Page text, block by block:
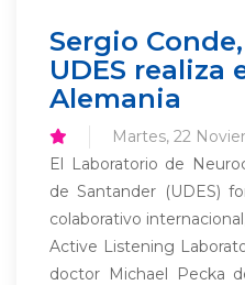
Sergio
UDES realiza
Alemania
Martes, 22
El Laboratorio de
de Santander (UDES)
colaborativo
Active Listening
doctor Michael Pecka